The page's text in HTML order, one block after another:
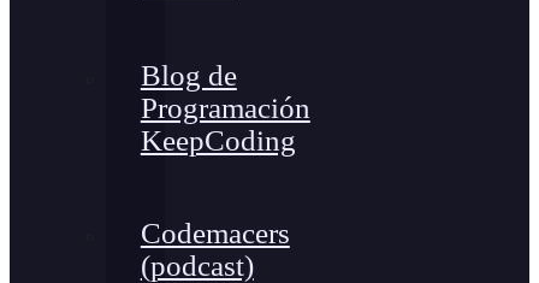
Blog de
Programación
KeepCoding
Codemacers
(podcast)